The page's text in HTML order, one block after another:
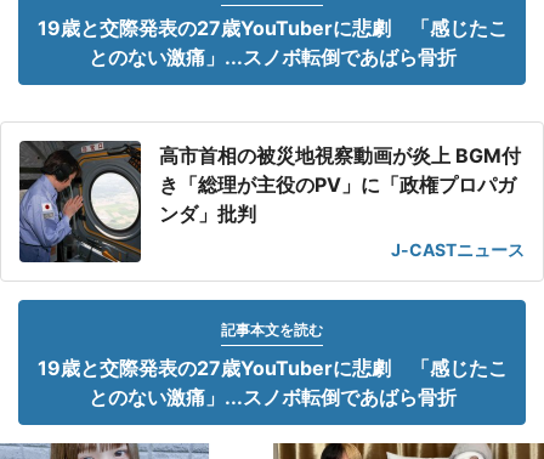
19歳と交際発表の27歳YouTuberに悲劇 「感じたこ
とのない激痛」...スノボ転倒であばら骨折
高市首相の被災地視察動画が炎上 BGM付
き「総理が主役のPV」に「政権プロパガ
ンダ」批判
J-CASTニュース
記事本文を読む
19歳と交際発表の27歳YouTuberに悲劇 「感じたこ
とのない激痛」...スノボ転倒であばら骨折